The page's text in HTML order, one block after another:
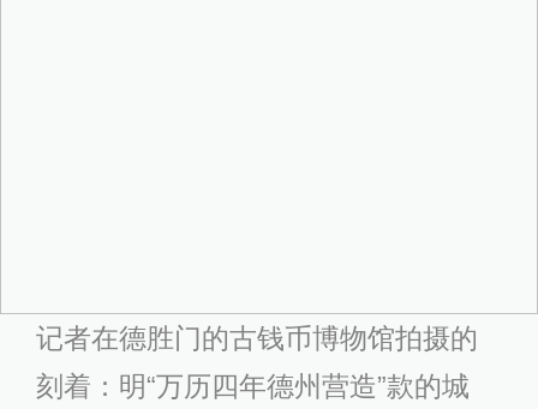
记者在德胜门的古钱币博物馆拍摄的
刻着：明“万历四年德州营造”款的城